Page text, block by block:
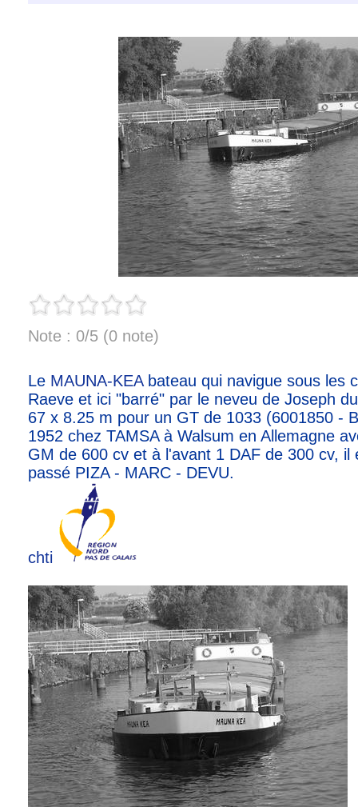
Note : 0/5 (0 note)
Le MAUNA-KEAbateau qui navigue sous les
Raeve et ici "barré" par le neveu de Joseph
67 x 8.25 m pour un GT de 1033 (6001850 -
1952 chez TAMSA à Walsum en Allemagne
GM de 600 cv et à l'avant 1 DAF de 300 cv, il
passé PIZA - MARC - DEVU.
chti